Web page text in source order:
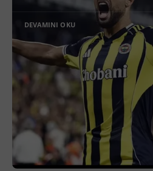
DEVAMINI OKU